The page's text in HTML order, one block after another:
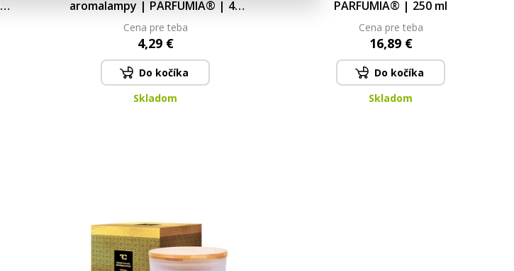
aromalampy | PARFUMIA® | 40
ml 40 ml
Cena pre teba
4,29 €
Do kočíka
Skladom
PARFUMIA® | 250 ml
Cena pre teba
16,89 €
Do kočíka
Skladom